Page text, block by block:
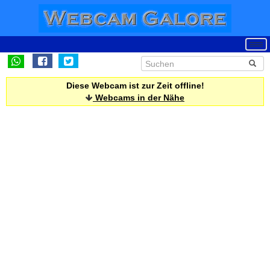
Diese Webcam ist zur Zeit offline!
Webcams in der Nähe